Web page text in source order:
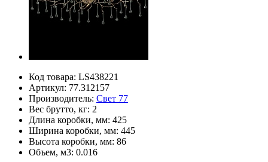
Код товара: LS438221
Артикул: 77.312157
Производитель: Свет 77
Вес брутто, кг: 2
Длина коробки, мм: 425
Ширина коробки, мм: 445
Высота коробки, мм: 86
Объем, м3: 0.016